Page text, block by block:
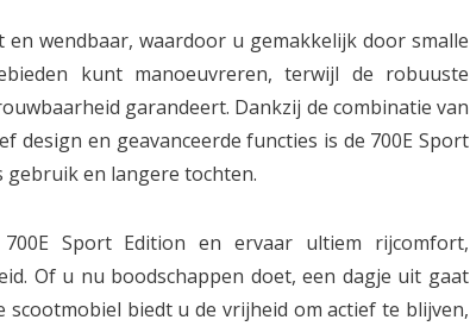
en wendbaar, waardoor u gemakkelijk door smalle
kunt manoeuvreren, terwijl de robuuste
garandeert. Dankzij de combinatie van
design en geavanceerde functies is de 700E Sport
en langere tochten.
Sport Edition en ervaar ultiem rijcomfort,
Of u nu boodschappen doet, een dagje uit gaat
biedt u de vrijheid om actief te blijven,